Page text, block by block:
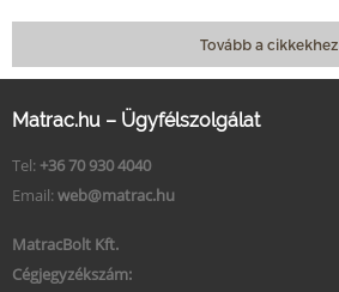
Tovább a cikkekhez
Matrac.hu – Ügyfélszolgálat
Tel: +36 70 930 4040
Email: web@matrac.hu
MatracBolt Kft.
Cégjegyzékszám: